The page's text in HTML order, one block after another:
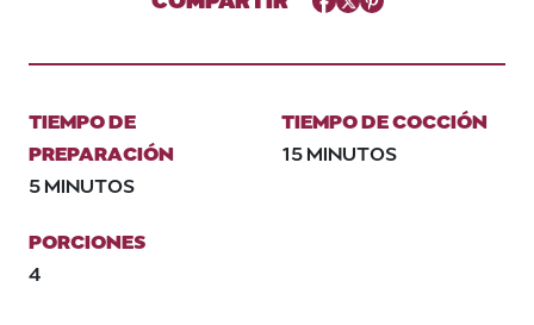
TIEMPO DE
PREPARACIÓN
5 MINUTOS
TIEMPO DE COCCIÓN
15 MINUTOS
PORCIONES
4